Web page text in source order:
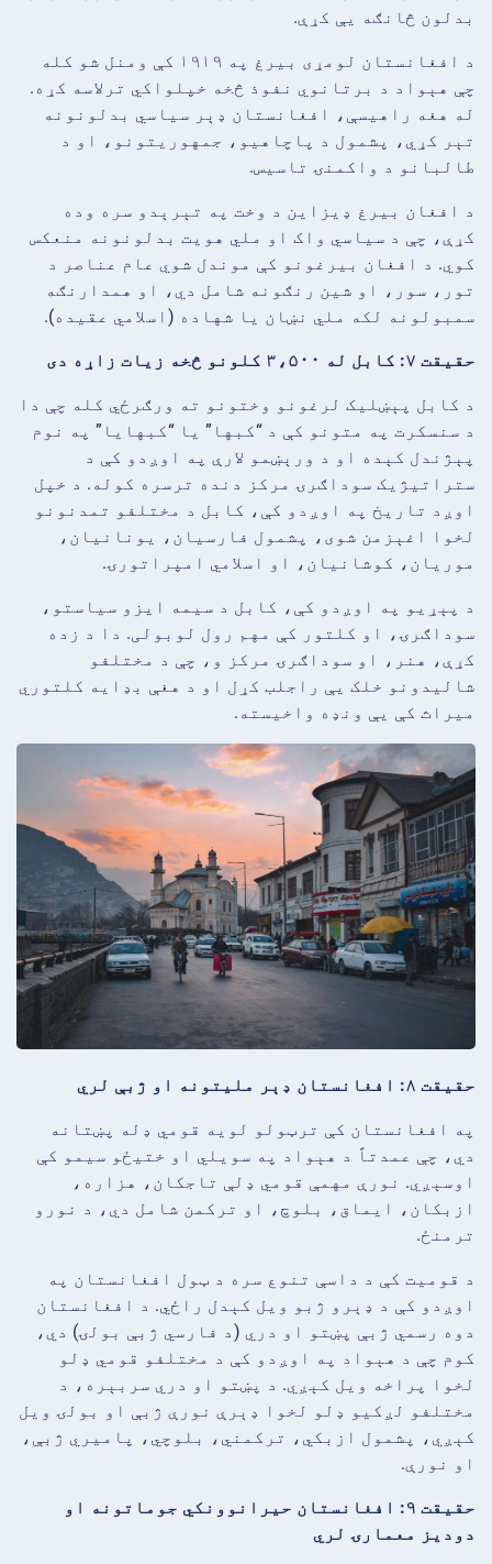
بدلون څانګه یې کړې.
د افغانستان لومړی بیرغ په ۱۹۱۹ کې ومنل شو کله
چې هېواد د برتانوي نفوذ څخه خپلواکي ترلاسه کړه.
له هغه راهیسې، افغانستان ډېر سیاسي بدلونونه
تېر کړي، پشمول د پاچاهیو، جمهوریتونو، او د
طالبانو د واکمنۍ تاسیس.
د افغان بیرغ ډیزاین د وخت په تېرېدو سره وده
کړې، چې د سیاسي واک او ملي هویت بدلونونه منعکس
کوي. د افغان بیرغونو کې موندل شوي عام عناصر د
تور، سور، او شین رنګونه شامل دي، او همدارنګه
سمبولونه لکه ملي نښان یا شهاده (اسلامي عقیده).
حقیقت ۷: کابل له ۳،۵۰۰ کلونو څخه زیات زاړه دی
د کابل پېښلیک لرغونو وختونو ته ورګرځي کله چې دا
د سنسکرت په متونو کې د “کبها” یا “کبهایا” په نوم
پېژندل کېده او د ورېښمو لارې په اوږدو کې د
ستراتیژیک سوداګرۍ مرکز دنده ترسره کوله. د خپل
اوږد تاریخ په اوږدو کې، کابل د مختلفو تمدنونو
لخوا اغېزمن شوی، پشمول فارسیان، یونانیان،
موریان، کوشانیان، او اسلامي امپراتورۍ.
د پېړیو په اوږدو کې، کابل د سیمه ایزو سیاستو،
سوداګرۍ، او کلتور کې مهم رول لوبولی. دا د زده
کړې، هنر، او سوداګرۍ مرکز و، چې د مختلفو
شالیدونو خلک یې راجلب کړل او د هغې بډایه کلتوري
میراث کې یې ونډه واخیسته.
حقیقت ۸: افغانستان ډېر ملیتونه او ژبې لري
په افغانستان کې ترټولو لویه قومي ډله پښتانه
دي، چې عمدتاً د هېواد په سویلي او ختیځو سیمو کې
اوسېږي. نورې مهمې قومي ډلې تاجکان، هزاره،
ازبکان، ایماق، بلوچ، او ترکمن شامل دي، د نورو
ترمنځ.
د قومیت کې د داسې تنوع سره د ټول افغانستان په
اوږدو کې د ډېرو ژبو ویل کېدل راځي. د افغانستان
دوه رسمي ژبې پښتو او دري (د فارسي ژبې بولۍ) دي،
کوم چې د هېواد په اوږدو کې د مختلفو قومي ډلو
لخوا پراخه ویل کېږي. د پښتو او دري سربېره، د
مختلفو لږکیو ډلو لخوا ډېرې نورې ژبې او بولۍ ویل
کېږي، پشمول ازبکي، ترکمني، بلوچي، پاميري ژبې،
او نورې.
حقیقت ۹: افغانستان حیرانوونکي جوماتونه او
دودیز معمارۍ لري